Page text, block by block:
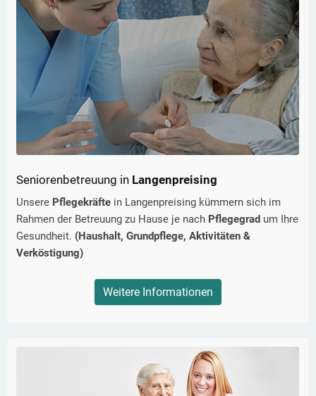
Seniorenbetreuung in Langenpreising
Unsere Pflegekräfte in Langenpreising kümmern sich im
Rahmen der Betreuung zu Hause je nach Pflegegrad um Ihre
Gesundheit. (Haushalt, Grundpflege, Aktivitäten &
Verköstigung)
Weitere Informationen